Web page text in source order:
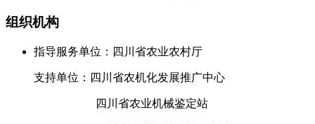
组织机构
指导服务单位：四川省农业农村厅
支持单位：四川省农机化发展推广中心
四川省农业机械鉴定站